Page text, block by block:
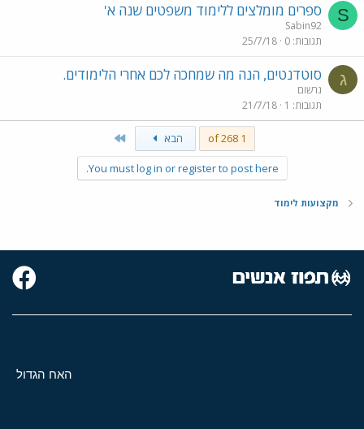
S ספרים מומלצים ללימוד משפטים שנה א'
Sabin92
תגובות 0
25/7/18
ג סוטדנטים, הנה מה שמחכה לכם אחרי הלימודים.
גרשום
תגובות 1
21/7/18
1 of 268 הבא
You must log in or register to post here.
מקצועות לימוד
האח הגדול